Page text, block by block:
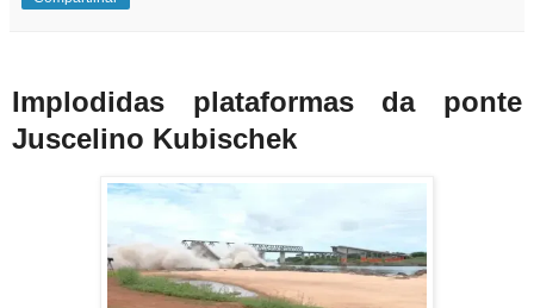
Implodidas plataformas da ponte
Juscelino Kubischek